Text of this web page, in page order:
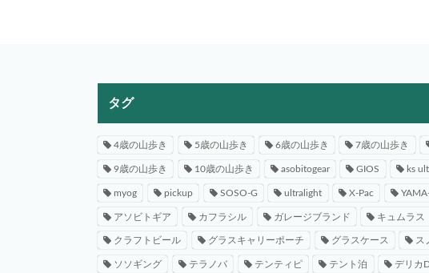
タグ
4歳の山歩き 5歳の山歩き 6歳の山歩き 7歳の山歩き
9歳の山歩き 10歳の山歩き asobitogear GIOS ks
myog pickup SOSO-G ultralight X-Pac
アソビトギア カフラシル ガレージブランド キュムラス
クラフトビール グラスキャリーポーチ グラスケース ス
ソソギング テラノバ テンティピ テント泊 デリカ